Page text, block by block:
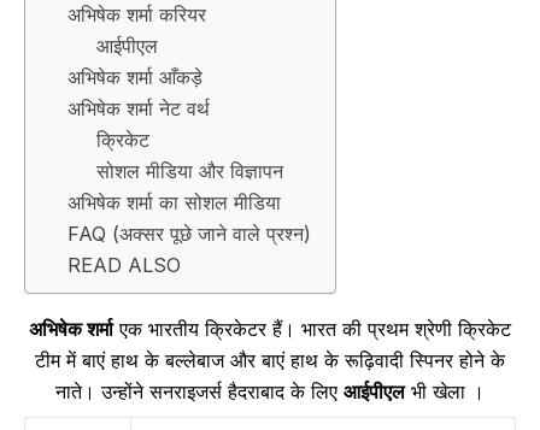
अभिषेक शर्मा करियर
आईपीएल
अभिषेक शर्मा आँकड़े
अभिषेक शर्मा नेट वर्थ
क्रिकेट
सोशल मीडिया और विज्ञापन
अभिषेक शर्मा का सोशल मीडिया
FAQ (अक्सर पूछे जाने वाले प्रश्न)
READ ALSO
अभिषेक शर्माएक भारतीय क्रिकेटर हैं। भारत की प्रथम श्रेणी क्रिकेट
टीम में बाएं हाथ के बल्लेबाज और बाएं हाथ के रूढ़िवादी स्पिनर होने के
नाते। उन्होंने सनराइजर्स हैदराबाद के लिए आईपीएलभी खेला ।